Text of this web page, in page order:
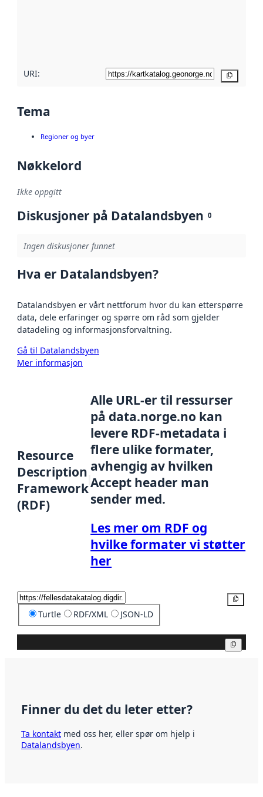
URI:
Tema
Regioner og byer
Nøkkelord
Ikke oppgitt
Diskusjoner på Datalandsbyen 0
Ingen diskusjoner funnet
Hva er Datalandsbyen?
Datalandsbyen er vårt nettforum hvor du kan etterspørre
data, dele erfaringer og spørre om råd som gjelder
datadeling og informasjonsforvaltning.
Gå til Datalandsbyen
Mer informasjon
Resource
Description
Framework
(RDF)
Alle URL-er til ressurser
på data.norge.no kan
levere RDF-metadata i
flere ulike formater,
avhengig av hvilken
Accept header man
sender med.
Les mer om RDF og
hvilke formater vi støtter
her
Turtle RDF/XML JSON-LD
Finner du det du leter etter?
Ta kontakt med oss her, eller spør om hjelp i
Datalandsbyen.